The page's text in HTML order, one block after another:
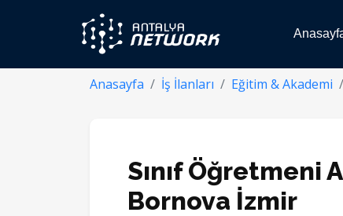
Anasayfa İş İlanları Eğitim & Akademi
Sınıf Öğretmeni
Bornova İzmir